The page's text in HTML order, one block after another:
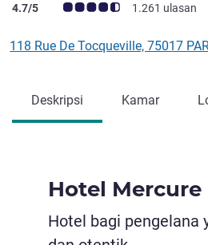
Catatan tamu Avis (Peringkat ALL)
4.7/5 1.261 ulasan
118 Rue De Tocqueville, 75017
Deskripsi Kamar
Hotel Mercure
Hotel bagi pengelana